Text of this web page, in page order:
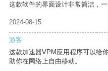
这款软件的界面设计非常简洁，一
2024-08-15
游客
这款加速器VPM应用程序可以给
助你在网络上自由移动。